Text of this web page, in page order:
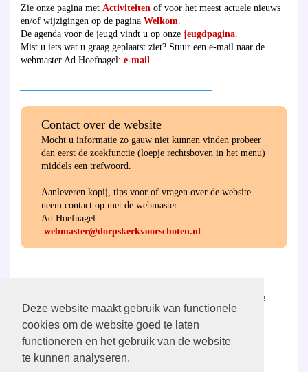
Deze website maakt gebruik van functionele
cookies om de website goed te laten
functioneren en het gebruik van de website
te kunnen analyseren.
Zie onze pagina met Activiteiten of voor het meest actuele nieuws
en/of wijzigingen op de pagina Welkom
De agenda voor de jeugd vindt u op onze jeugdpagina
Mist u iets wat u graag geplaatst ziet? Stuur een e-mail naar de
webmaster Ad Hoefnagel: e-mail
Contact over de website
Mocht u informatie zo gauw niet kunnen vinden probeer
dan eerst de zoekfunctie (loepje rechtsboven in het menu)
middels een trefwoord.
Aanleveren kopij, tips voor of vragen over de website
neem contact op met de webmaster
Ad Hoefnagel:
webmaster@dorpskerkvoorschoten.nl
vind u de ANBI-verantwoording van de
gemeente en de diaconie.
________________________________________